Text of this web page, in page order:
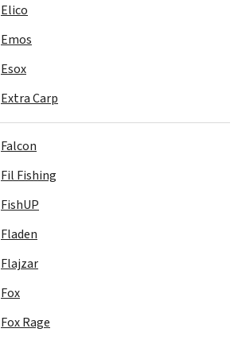
Elico
Emos
Esox
Extra Carp
Falcon
Fil Fishing
FishUP
Fladen
Flajzar
Fox
Fox Rage